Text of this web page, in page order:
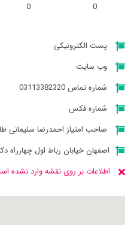
0
0
پست الکترونیکی
وب سایت
شماره تماس 03113382320
شماره فکس
صاحب امتیاز احمدرضا سلیمانی
اصفهان خیابان رباط اول چهارراه
اطلاعات بر روی نقشه وارد نشده